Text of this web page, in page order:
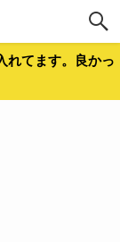
れてます。良かっ